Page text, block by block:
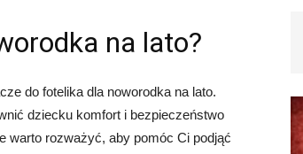
na lato?
do fotelika dla noworodka na lato.
dziecku komfort i bezpieczeństwo
warto rozważyć, aby pomóc Ci podjąć